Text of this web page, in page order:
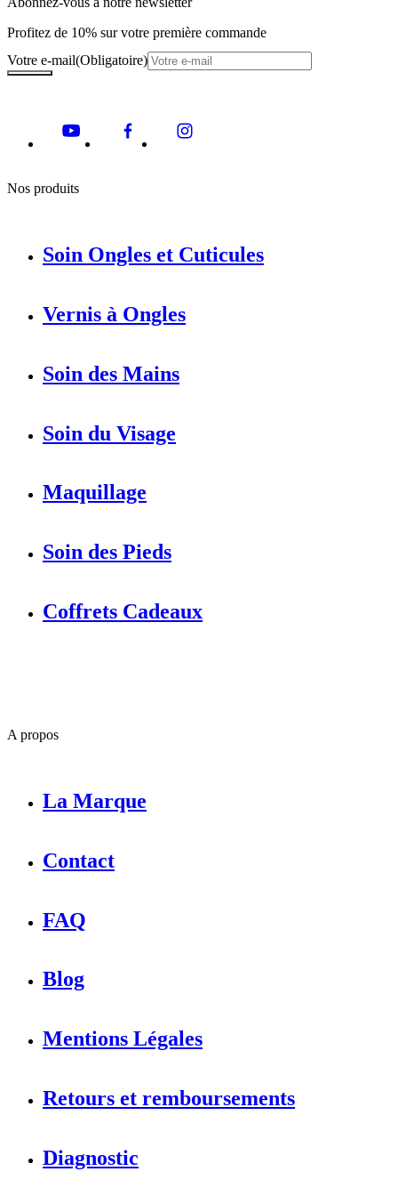
Profitez de 10% sur votre première commande
Votre e-mail(Obligatoire)
Nos produits
Soin Ongles et Cuticules
Vernis à Ongles
Soin des Mains
Soin du Visage
Maquillage
Soin des Pieds
Coffrets Cadeaux
A propos
La Marque
Contact
FAQ
Blog
Mentions Légales
Retours et remboursements
Diagnostic